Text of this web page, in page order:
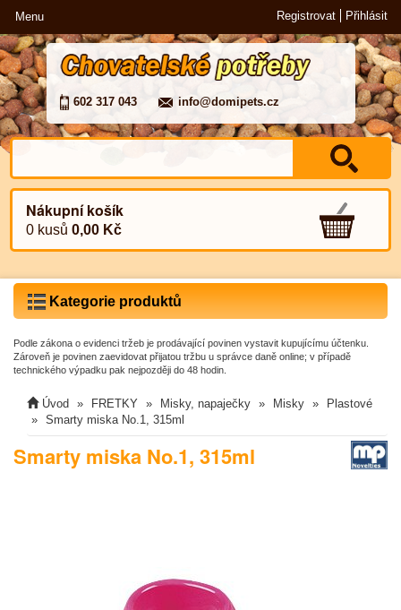
Menu Registrovat Přihlásit
602 317 043 info@domipets.cz
Nákupní košík
0 kusů0,00 Kč
Kategorie produktů
Podle zákona o evidenci tržeb je prodávající povinen vystavit kupujícímu účtenku.
Zároveň je povinen zaevidovat přijatou tržbu u správce daně online; v případě
technického výpadku pak nejpozději do 48 hodin.
Úvod FRETKY Misky, napaječky Misky
Plastové
Smarty miska No.1, 315ml
Smarty miska No.1, 315ml